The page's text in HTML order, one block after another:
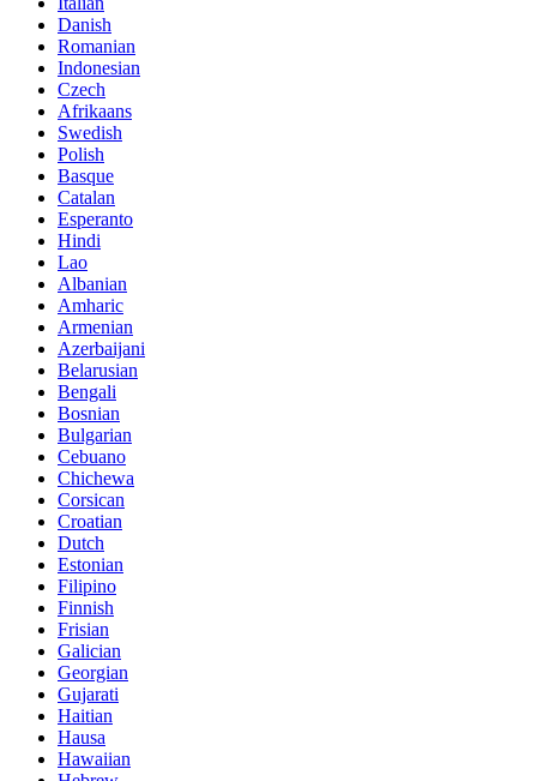
Danish
Romanian
Indonesian
Czech
Afrikaans
Swedish
Polish
Basque
Catalan
Esperanto
Hindi
Lao
Albanian
Amharic
Armenian
Azerbaijani
Belarusian
Bengali
Bosnian
Bulgarian
Cebuano
Chichewa
Corsican
Croatian
Dutch
Estonian
Filipino
Finnish
Frisian
Galician
Georgian
Gujarati
Haitian
Hausa
Hawaiian